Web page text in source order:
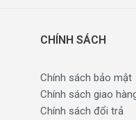
CHÍNH SÁCH
Chính sách bảo mật
Chính sách giao
Chính sách đổi trả